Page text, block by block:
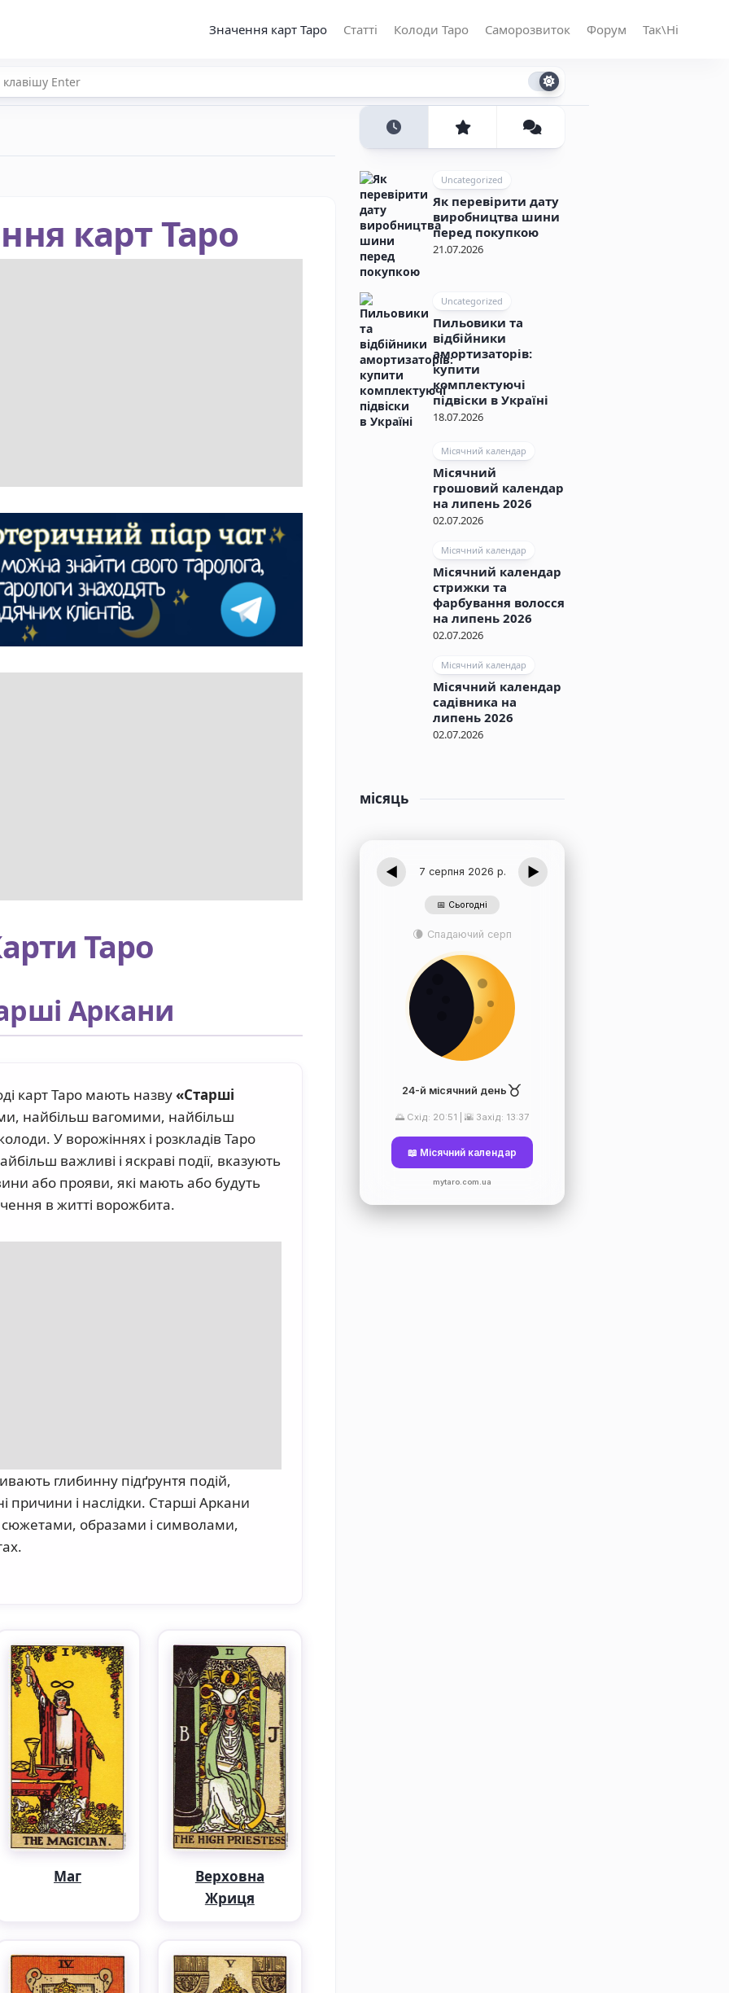
Значення карт Таро Статті Колоди Таро Саморозвиток Форум Так\Ні
карт Таро
Таро
Аркани
карт Таро мають назву«Старші
найбільш вагомими, найбільш
У ворожіннях і розкладів Таро
важливі і яскраві події, вказують
або прояви, які мають або будуть
в житті ворожбита.
глибинну підґрунтя подій,
причини і наслідки. Старші Аркани
сюжетами, образами і символами,
Маг
Верховна
Жриця
Uncategorized
Як перевірити дату
виробництва шини
перед покупкою
21.07.2026
Uncategorized
Пильовики та
відбійники
амортизаторів:
купити
комплектуючі
підвіски в Україні
18.07.2026
Місячний календар
Місячний
грошовий календар
на липень 2026
02.07.2026
Місячний календар
Місячний календар
стрижки та
фарбування волосся
на липень 2026
02.07.2026
Місячний календар
Місячний календар
садівника на
липень 2026
02.07.2026
місяць
◀ 7 серпня 2026 р. ▶
📅 Сьогодні
🌘 Спадаючий серп
24-й місячний день ♉
🌅 Схід: 20:51 | 🌇 Захід: 13:37
📖 Місячний календар
mytaro.com.ua